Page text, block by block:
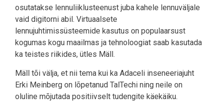
osutatakse lennuliiklusteenust juba kahele lennuväljale
vaid digitorni abil. Virtuaalsete
lennujuhtimissüsteemide kasutus on populaarsust
kogumas kogu maailmas ja tehnoloogiat saab kasutada
ka teistes riikides, ütles Mäll.
Mäll tõi välja, et nii tema kui ka Adaceli inseneeriajuht
Erki Meinberg on lõpetanud TalTechi ning neile on
oluline mõjutada positiivselt tudengite käekäiku.